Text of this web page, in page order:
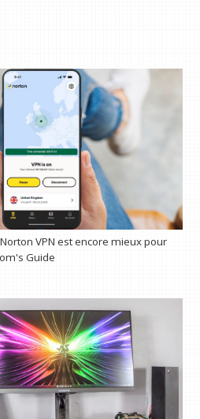
VPN est encore mieux pour
Guide